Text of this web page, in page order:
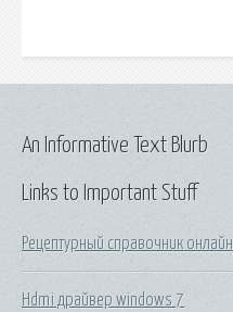
Links to Important Stuff
Рецептурный справочник онлайн
Hdmi драйвер windows 7
An Informative Text Blurb